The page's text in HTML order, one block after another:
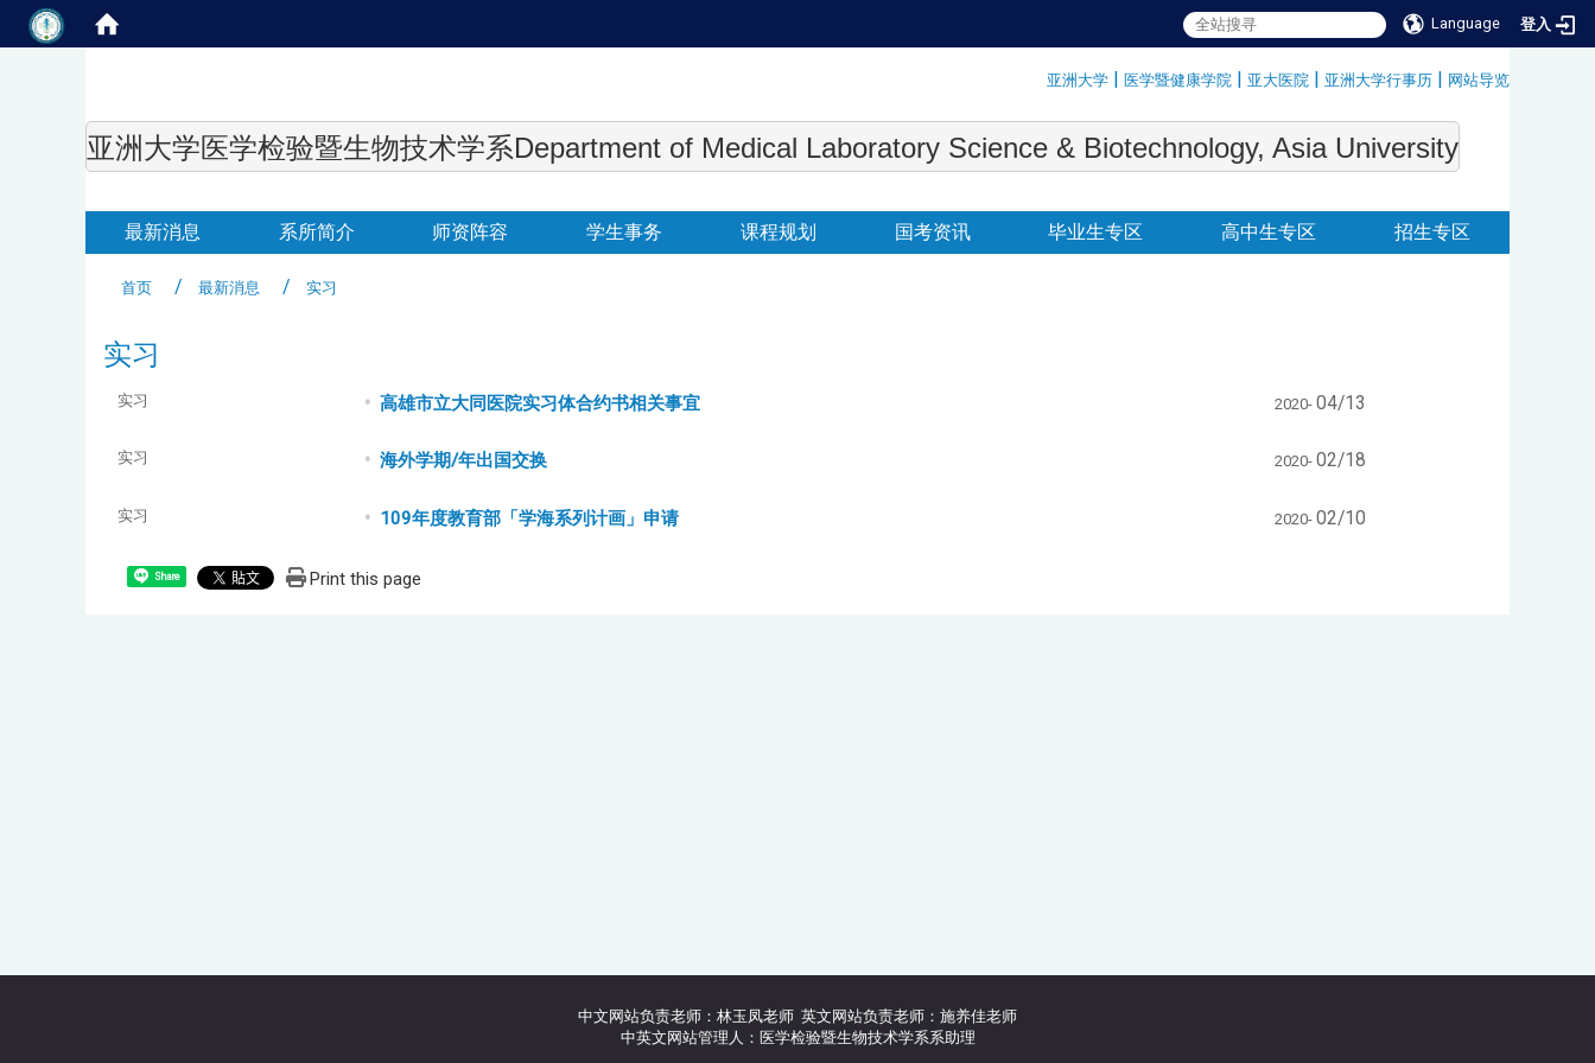
Language 登入
亚洲大学 | 医学暨健康学院 | 亚大医院 | 亚洲大学行事历 | 网站导览
亚洲大学医学检验暨生物技术学系Department of Medical Laboratory Science & Biotechnology, Asia University
:::
最新消息 系所简介 师资阵容 学生事务 课程规划 国考资讯 毕业生专区 高中生专区 招生专区
首页 最新消息 实习
实习
实习 高雄市立大同医院实习体合约书相关事宜 2020- 04/13
实习 海外学期/年出国交换 2020- 02/18
实习 109年度教育部「学海系列计画」申请 2020- 02/10
Share Print this page
中文网站负责老师：林玉凤老师 英文网站负责老师：施养佳老师
中英文网站管理人：医学检验暨生物技术学系系助理